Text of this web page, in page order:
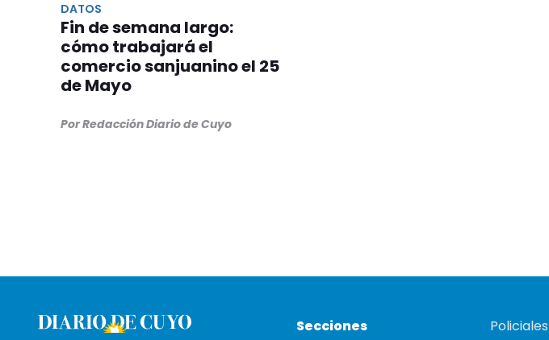
DATOS
Fin de semana largo:
cómo trabajará el
comercio sanjuanino el 25
de Mayo
Por Redacción Diario de Cuyo
Secciones
Policiales